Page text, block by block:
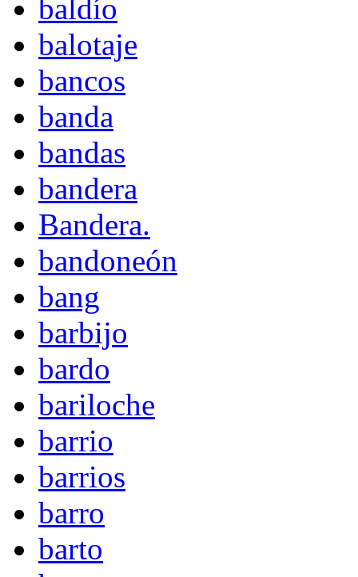
baldío
balotaje
bancos
banda
bandas
bandera
Bandera.
bandoneón
bang
barbijo
bardo
bariloche
barrio
barrios
barro
barto